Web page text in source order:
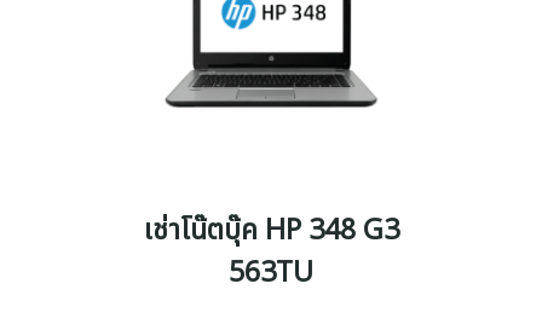
เช่าโน๊ตบุ๊ค HP 348 G3
563TU